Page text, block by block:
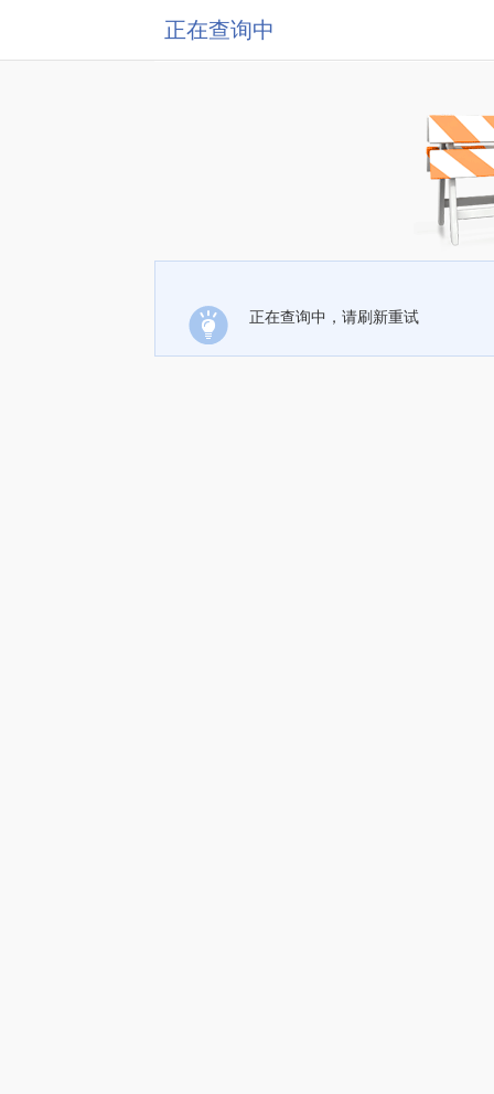
正在查询中
正在查询中，请刷新重试